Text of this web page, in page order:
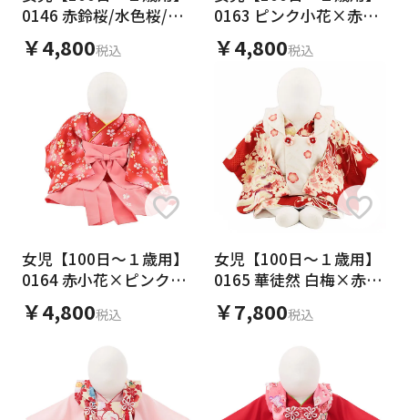
0146 赤鈴桜/水色桜/セ
パレート
￥4,800税込
0163 ピンク小花×赤袴/
ワンピース
￥4,800税込
女児【100日～１歳用】
0164 赤小花×ピンク袴/
ワンピース
￥4,800税込
女児【100日～１歳用】
0165 華徒然 白梅×赤扇
面/セパレート
￥7,800税込